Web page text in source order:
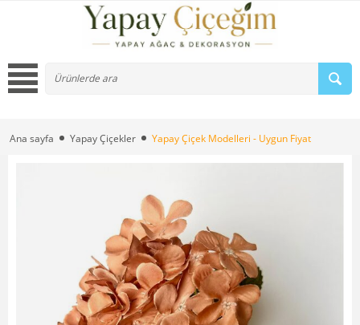
Ana sayfa Yapay Çiçekler Yapay Çiçek Modelleri - Uygun Fiyat